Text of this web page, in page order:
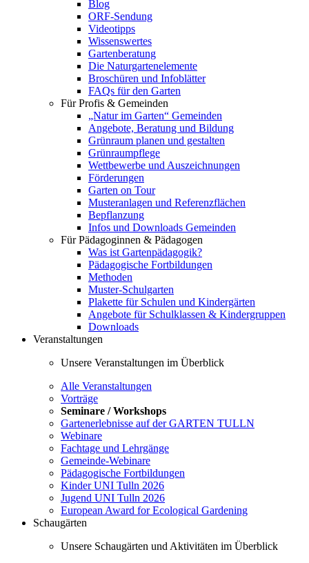
Blog
ORF-Sendung
Videotipps
Wissenswertes
Gartenberatung
Die Naturgartenelemente
Broschüren und Infoblätter
FAQs für den Garten
Für Profis & Gemeinden
„Natur im Garten“ Gemeinden
Angebote, Beratung und Bildung
Grünraum planen und gestalten
Grünraumpflege
Wettbewerbe und Auszeichnungen
Förderungen
Garten on Tour
Musteranlagen und Referenzflächen
Bepflanzung
Infos und Downloads Gemeinden
Für Pädagoginnen & Pädagogen
Was ist Gartenpädagogik?
Pädagogische Fortbildungen
Methoden
Muster-Schulgarten
Plakette für Schulen und Kindergärten
Angebote für Schulklassen & Kindergruppen
Downloads
Veranstaltungen
Unsere Veranstaltungen im Überblick
Alle Veranstaltungen
Vorträge
Seminare / Workshops
Gartenerlebnisse auf der GARTEN TULLN
Webinare
Fachtage und Lehrgänge
Gemeinde-Webinare
Pädagogische Fortbildungen
Kinder UNI Tulln 2026
Jugend UNI Tulln 2026
European Award for Ecological Gardening
Schaugärten
Unsere Schaugärten und Aktivitäten im Überblick